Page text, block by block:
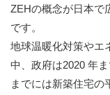
ZEHの概念が日本で
です。
地球温暖化対策やエ
中、政府は2020 年
までには新築住宅の